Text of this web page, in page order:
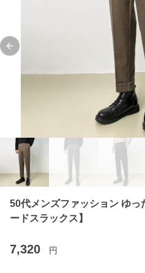
Previous slide
50代メンズファッション ゆ
ードスラックス】
7,320 円